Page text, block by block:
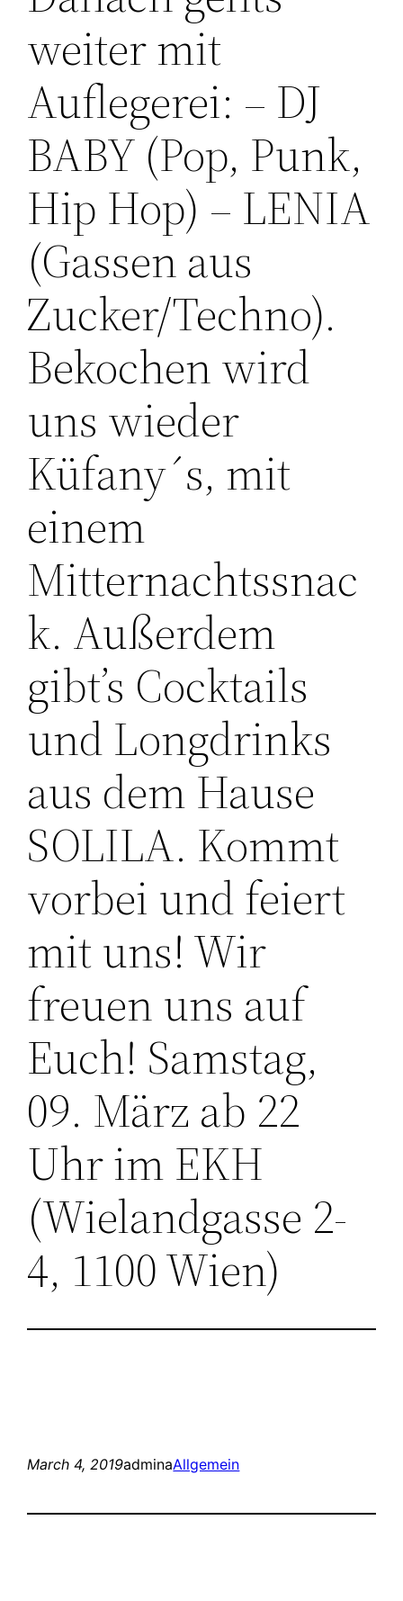
weiter mit
Auflegerei: – DJ
BABY (Pop, Punk,
Hip Hop) – LENIA
(Gassen aus
Zucker/Techno).
Bekochen wird
uns wieder
Küfany´s, mit
einem
Mitternachtssnac
k. Außerdem
gibt’s Cocktails
und Longdrinks
aus dem Hause
SOLILA. Kommt
vorbei und feiert
mit uns! Wir
freuen uns auf
Euch! Samstag,
09. März ab 22
Uhr im EKH
(Wielandgasse 2-
4, 1100 Wien)
March 4, 2019adminaAllgemein